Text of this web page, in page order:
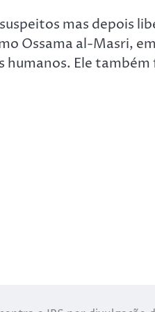
mas depois
Ossama al-Masri,
Ele